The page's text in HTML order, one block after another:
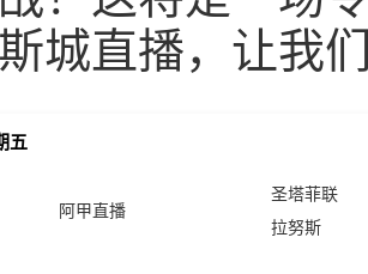
城直播，让我
五
阿甲直播
圣塔菲联
拉努斯